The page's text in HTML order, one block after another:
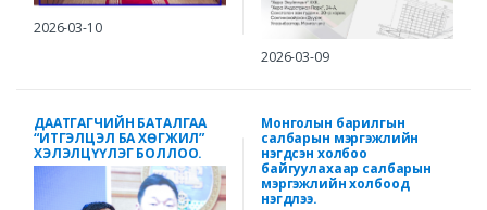
2026-03-10
2026-03-09
ДААТГАГЧИЙН БАТАЛГАА
“ИТГЭЛЦЭЛ БА ХӨГЖИЛ”
ХЭЛЭЛЦҮҮЛЭГ БОЛЛОО.
Монголын барилгын
салбарын мэргэжлийн
нэгдсэн холбоо
байгуулахаар салбарын
мэргэжлийн холбоод
нэгдлээ.